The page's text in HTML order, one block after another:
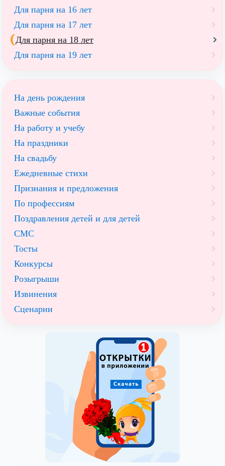
Для парня на 16 лет
Для парня на 17 лет
Для парня на 18 лет
Для парня на 19 лет
На день рождения
Важные события
На работу и учебу
На праздники
На свадьбу
Ежедневные стихи
Признания и предложения
По профессиям
Поздравления детей и для детей
СМС
Тосты
Конкурсы
Розыгрыши
Извинения
Сценарии